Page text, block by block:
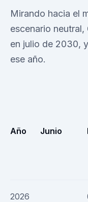
Mirando hacia el
escenario
en julio de 2030,
ese año.
Año Junio
2026